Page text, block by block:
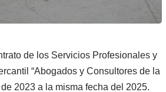
de los Servicios Profesionales y
“Abogados y Consultores de la
2023 a la misma fecha del 2025.